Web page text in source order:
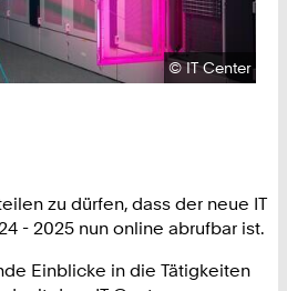
Urheberrecht:
©IT Center
zu dürfen, dass der neue IT
- 2025 nun online abrufbar ist.
Einblicke in die Tätigkeiten